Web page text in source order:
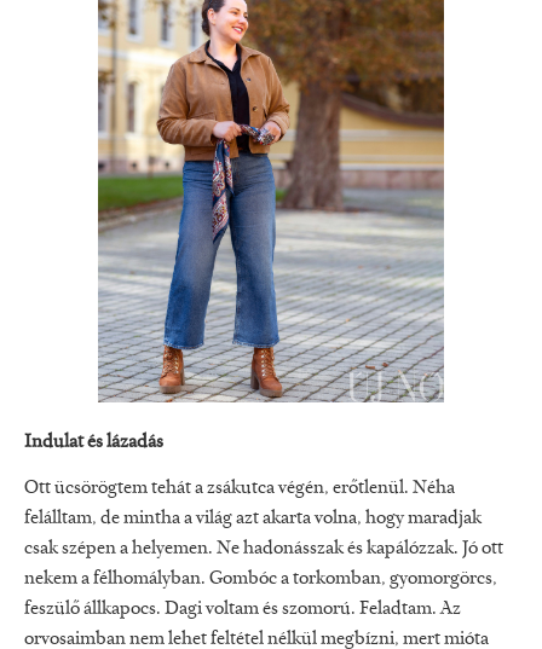
Indulat és lázadás
Ott ücsörögtem tehát a zsákutca végén, erőtlenül. Néha
felálltam, de mintha a világ azt akarta volna, hogy maradjak
csak szépen a helyemen. Ne hadonásszak és kapálózzak. Jó ott
nekem a félhomályban. Gombóc a torkomban, gyomorgörcs,
feszülő állkapocs. Dagi voltam és szomorú. Feladtam. Az
orvosaimban nem lehet feltétel nélkül megbízni, mert mióta